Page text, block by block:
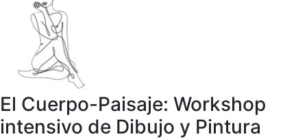
El Cuerpo-Paisaje: Workshop
intensivo de Dibujo y Pintura